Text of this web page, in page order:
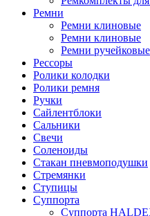
Ремни
Ремни клиновые
Ремни клиновые
Ремни ручейковые
Рессоры
Ролики колодки
Ролики ремня
Ручки
Сайлентблоки
Сальники
Свечи
Соленоиды
Стакан пневмоподушки
Стремянки
Ступицы
Суппорта
Суппорта